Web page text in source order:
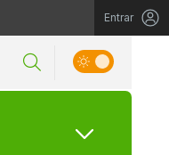
Entrar